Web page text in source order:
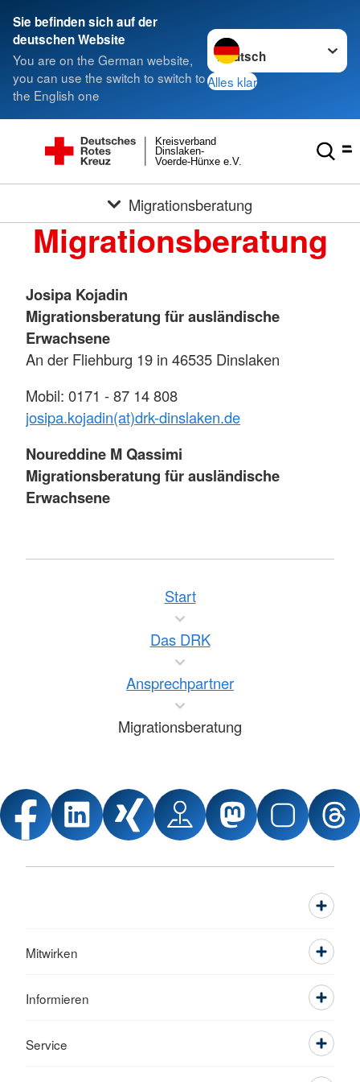
Sie befinden sich auf der
deutschen Website
You are on the German website,
you can use the switch to switch to
the English one
Sprache wechseln zu
Alles klar
Voerde-Hünxe e.V.
Dinslaken-
Kreisverband
Migrationsberatung
Migrationsberatung
Josipa Kojadin
Migrationsberatung für ausländische
Erwachsene
An der Fliehburg 19 in 46535 Dinslaken
Mobil: 0171 - 87 14 808
josipa.kojadin(at)drk-dinslaken.de
Noureddine M Qassimi
Migrationsberatung für ausländische
Erwachsene
Tel.: 0151 - 11 91 03 44
Migrationsberatung für ausländische
Sternweg 57 / 57a in 46539 Hünxe-
Katharina Becker
Migrationsberatung an der
Flüchtlingsunterkunft Hünxe
Start
Das DRK
Ansprechpartner
Migrationsberatung
Mitwirken
Informieren
Service